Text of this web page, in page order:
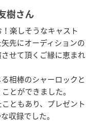
樹さん
楽しそうなキャスト
先にオーディションの
せて頂くご縁に恵まれ
相棒のシャーロックと
とができました。
ともあり、プレゼント
収録でした。